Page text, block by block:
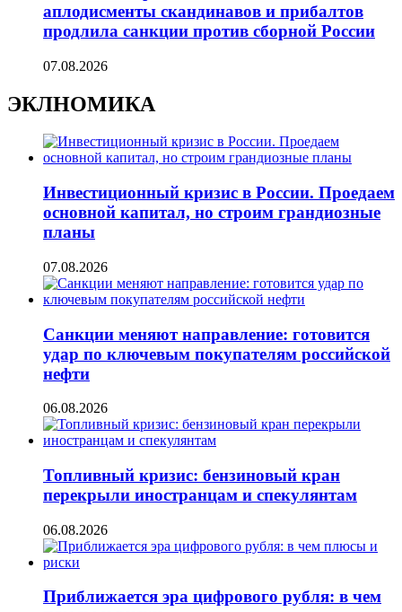
аплодисменты скандинавов и прибалтов
продлила санкции против сборной России
07.08.2026
ЭКЛНОМИКА
Инвестиционный кризис в России. Проедаем
основной капитал, но строим грандиозные
планы
07.08.2026
Санкции меняют направление: готовится
удар по ключевым покупателям российской
нефти
06.08.2026
Топливный кризис: бензиновый кран
перекрыли иностранцам и спекулянтам
06.08.2026
Приближается эра цифрового рубля: в чем